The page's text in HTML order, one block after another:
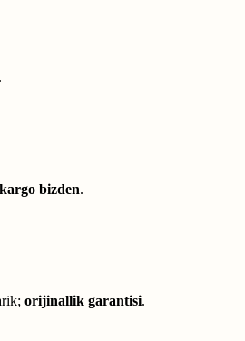
kargo bizden.
orijinallik garantisi.